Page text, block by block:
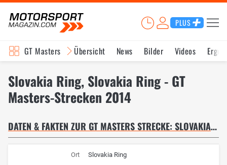
PLUS
GT Masters Übersicht News Bilder Videos
Slovakia Ring, Slovakia Ring - GT
Masters-Strecken 2014
DATEN & FAKTEN ZUR GT MASTERS STRECKE: SLOVAKIA RING
Ort Slovakia Ring